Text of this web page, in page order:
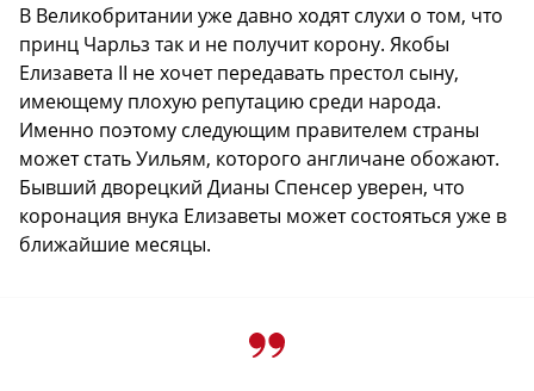
В Великобритании уже давно ходят слухи о том, что
принц Чарльз так и не получит корону. Якобы
Елизавета II не хочет передавать престол сыну,
имеющему плохую репутацию среди народа.
Именно поэтому следующим правителем страны
может стать Уильям, которого англичане обожают.
Бывший дворецкий Дианы Спенсер уверен, что
коронация внука Елизаветы может состояться уже в
ближайшие месяцы.